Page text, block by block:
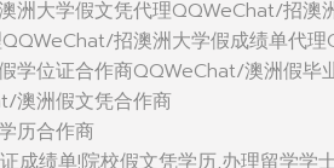
洲大学假文凭代理QQWeChat/招澳
招澳洲大学假成绩单代
学位证合作商QQWeChat/澳洲假毕
澳洲假文凭合作商
历合作商
成绩单!院校假文凭学历,办理留学学